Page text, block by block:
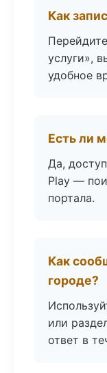
Как
услуги»,
удобное
Есть ли
Да,
Play —
портала.
Как
городе?
или
ответ в